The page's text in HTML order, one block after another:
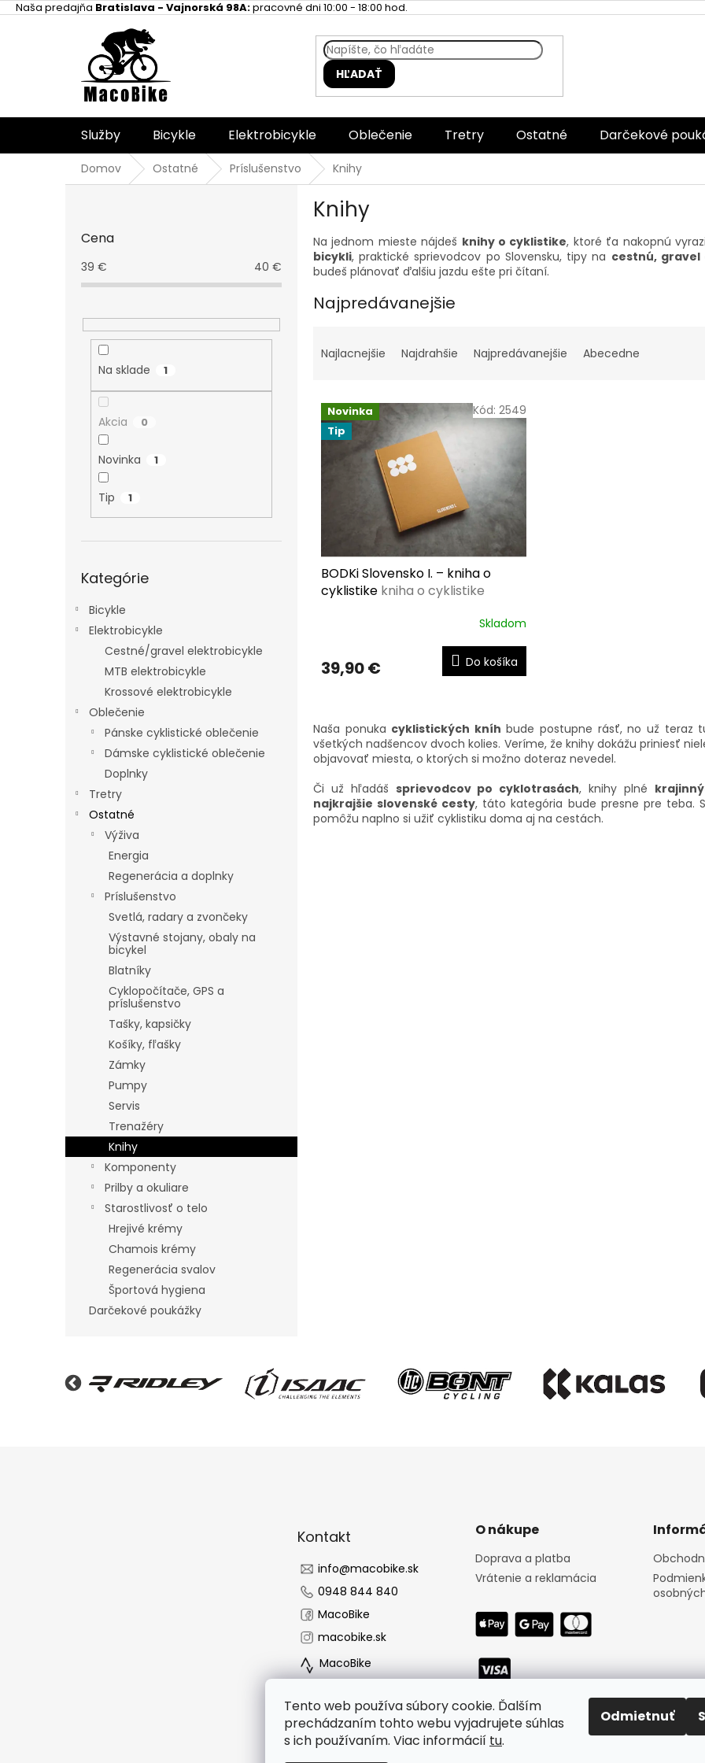
Tento web používa súbory cookie. Ďalším
prechádzaním tohto webu vyjadrujete súhlas
s ich používaním. Viac informácií tu.
Odmietnuť
PrejsťNaša predajňa Bratislava - Vajnorská 98A:pracovné dni 10:00 - 18:00 hod.
HĽADAŤ
Služby Bicykle Elektrobicykle Oblečenie Tretry Ostatné Darčekové
Domov Ostatné Príslušenstvo Knihy
Cena
39 € 40 €
Na sklade 1
Akcia 0
Novinka 1
Tip 1
kategórie
Kategórie
Bicykle
Elektrobicykle
Cestné/gravel elektrobicykle
MTB elektrobicykle
Krossové elektrobicykle
Oblečenie
Pánske cyklistické oblečenie
Dámske cyklistické oblečenie
Doplnky
Tretry
Ostatné
Výživa
Energia
Regenerácia a doplnky
Príslušenstvo
Svetlá, radary a zvončeky
Výstavné stojany, obaly na
bicykel
Blatníky
Cyklopočítače, GPS a
príslušenstvo
Tašky, kapsičky
Košíky, fľašky
Zámky
Pumpy
Servis
Trenažéry
Knihy
Komponenty
Prilby a okuliare
Starostlivosť o telo
Hrejivé krémy
Chamois krémy
Regenerácia svalov
Športová hygiena
Darčekové poukážky
Knihy
Na jednom mieste nájdeš knihy o cyklistike, ktoré ťa nakopnú
bicykli, praktické sprievodcov po Slovensku, tipy na cestnú, gravel
budeš plánovať ďalšiu jazdu ešte pri čítaní.
Najpredávanejšie
a
n
e
o
Najlacnejšie Najdrahšie Najpredávanejšie Abecedne
V
p
u
Novinka
Tip
BODKi Slovensko I. – kniha o
cyklistike kniha o cyklistike
Skladom
39,90 € Do košíka
Kód: 2549
á
a
c
i
Naša ponuka cyklistických kníh bude postupne rásť, no už teraz
všetkých nadšencov dvoch kolies. Veríme, že knihy dokážu priniesť
objavovať miesta, o ktorých si možno doteraz nevedel.
Či už hľadáš sprievodcov po cyklotrasách, knihy plné
najkrajšie slovenské cesty, táto kategória bude presne pre teba.
pomôžu naplno si užiť cyklistiku doma aj na cestách.
Kontakt
info@macobike.sk
0948 844 840
MacoBike
macobike.sk
MacoBike
O nákupe
Doprava a platba
Vrátenie a reklamácia